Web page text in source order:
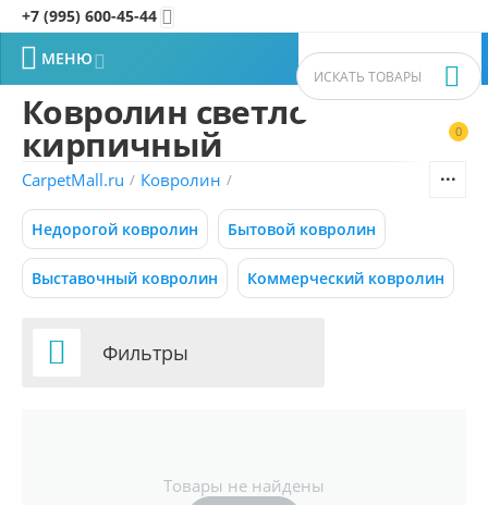
+7 (995) 600-45-44 
0


 МЕНЮ
Фильтры товаров
Р – Р
Ковролин светло-
кирпичный
CarpetMall.ru / Ковролин /
Недорогой ковролин Бытовой ковролин
Выставочный ковролин Коммерческий ковролин
 Фильтры
Товары не найдены